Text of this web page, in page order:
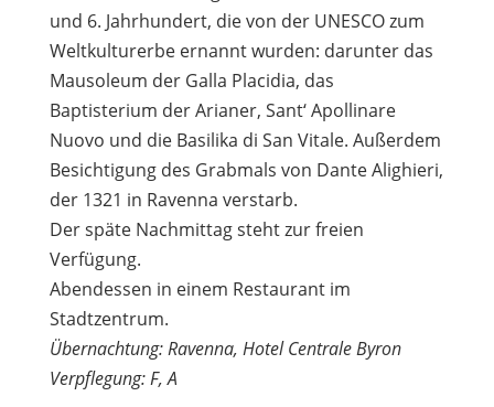
und 6. Jahrhundert, die von der UNESCO zum
Weltkulturerbe ernannt wurden: darunter das
Mausoleum der Galla Placidia, das
Baptisterium der Arianer, Sant‘ Apollinare
Nuovo und die Basilika di San Vitale. Außerdem
Besichtigung des Grabmals von Dante Alighieri,
der 1321 in Ravenna verstarb.
Der späte Nachmittag steht zur freien
Verfügung.
Abendessen in einem Restaurant im
Stadtzentrum.
Übernachtung: Ravenna, Hotel Centrale Byron
Verpflegung: F, A